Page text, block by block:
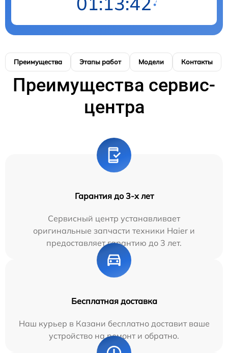
Преимущества Этапы работ Модели Контакты
Преимущества сервис-
центра
Гарантия до 3-х лет
Сервисный центр устанавливает
оригинальные запчасти техники Haier и
предоставляет гарантию до 3 лет.
Бесплатная доставка
Наш курьер в Казани бесплатно доставит ваше
устройство на ремонт и обратно.